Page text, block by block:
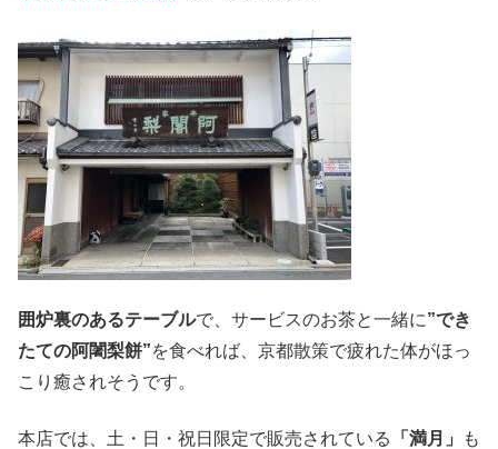
囲炉裏のあるテーブルで、サービスのお茶と一緒に”でき
たての阿闍梨餅”を食べれば、京都散策で疲れた体がほっ
こり癒されそうです。
本店では、土・日・祝日限定で販売されている 「満月」
も